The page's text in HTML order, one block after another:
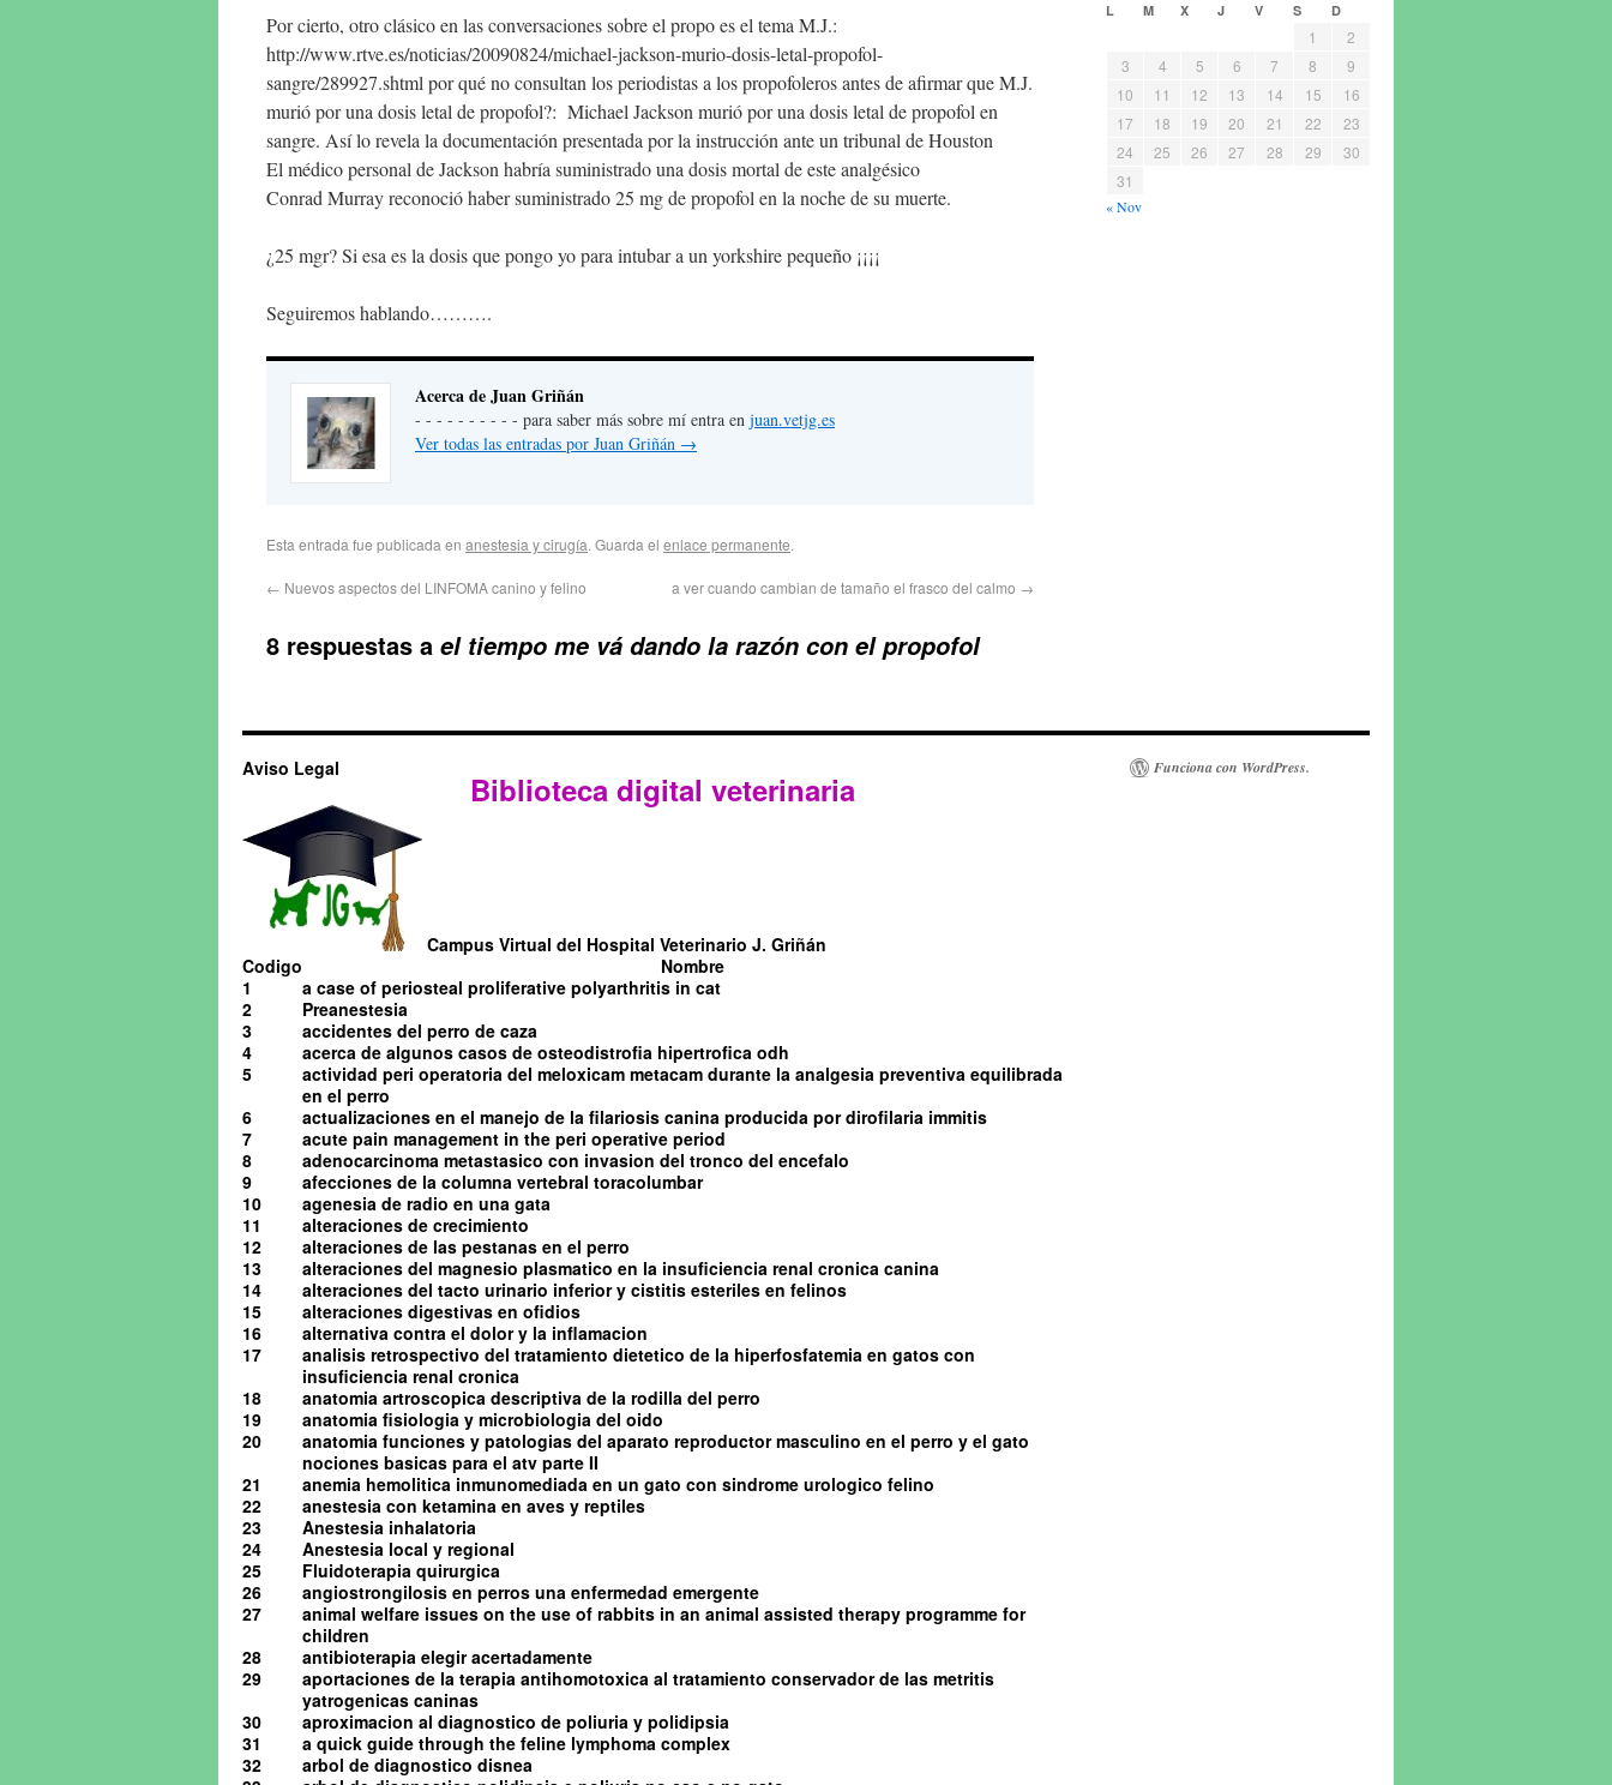
Por cierto, otro clásico en las conversaciones sobre el propo es el tema M.J.:
http://www.rtve.es/noticias/20090824/michael-jackson-murio-dosis-letal-propofol-
sangre/289927.shtml por qué no consultan los periodistas a los propofoleros antes de afirmar que M.J.
murió por una dosis letal de propofol?: Michael Jackson murió por una dosis letal de propofol en
sangre. Así lo revela la documentación presentada por la instrucción ante un tribunal de Houston
El médico personal de Jackson habría suministrado una dosis mortal de este analgésico
Conrad Murray reconoció haber suministrado 25 mg de propofol en la noche de su muerte.
¿25 mgr? Si esa es la dosis que pongo yo para intubar a un yorkshire pequeño ¡¡¡¡
Seguiremos hablando……….
Acerca de Juan Griñán
- - - - - - - - - - para saber más sobre mí entra en juan.vetjg.es
Ver todas las entradas por Juan Griñán →
Esta entrada fue publicada en anestesia y cirugía. Guarda el enlace permanente.
← Nuevos aspectos del LINFOMA canino y felino a ver cuando cambian de tamaño el frasco del calmo →
8 respuestas a el tiempo me vá dando la razón con el propofol
L M X J V S D
1
2
3
4 5 6 7 8
9
10
11 12 13 14 15
16
17
18 19 20 21 22
23
24
25 26 27 28 29
30
31
« Nov
Aviso Legal
Biblioteca digital veterinaria
Campus Virtual del Hospital Veterinario J. Griñán
Codigo
Nombre
1
a case of periosteal proliferative polyarthritis in cat
2
Preanestesia
3
accidentes del perro de caza
4
acerca de algunos casos de osteodistrofia hipertrofica odh
5
actividad peri operatoria del meloxicam metacam durante la analgesia preventiva equilibrada
en el perro
6
actualizaciones en el manejo de la filariosis canina producida por dirofilaria immitis
7
acute pain management in the peri operative period
8
adenocarcinoma metastasico con invasion del tronco del encefalo
9
afecciones de la columna vertebral toracolumbar
10
agenesia de radio en una gata
11
alteraciones de crecimiento
12
alteraciones de las pestanas en el perro
13
alteraciones del magnesio plasmatico en la insuficiencia renal cronica canina
14
alteraciones del tacto urinario inferior y cistitis esteriles en felinos
15
alteraciones digestivas en ofidios
16
alternativa contra el dolor y la inflamacion
17
analisis retrospectivo del tratamiento dietetico de la hiperfosfatemia en gatos con
insuficiencia renal cronica
18
anatomia artroscopica descriptiva de la rodilla del perro
19
anatomia fisiologia y microbiologia del oido
20
anatomia funciones y patologias del aparato reproductor masculino en el perro y el gato
nociones basicas para el atv parte II
21
anemia hemolitica inmunomediada en un gato con sindrome urologico felino
22
anestesia con ketamina en aves y reptiles
23
Anestesia inhalatoria
24
Anestesia local y regional
25
Fluidoterapia quirurgica
26
angiostrongilosis en perros una enfermedad emergente
27
animal welfare issues on the use of rabbits in an animal assisted therapy programme for
children
28
antibioterapia elegir acertadamente
29
aportaciones de la terapia antihomotoxica al tratamiento conservador de las metritis
yatrogenicas caninas
30
aproximacion al diagnostico de poliuria y polidipsia
31
a quick guide through the feline lymphoma complex
32
arbol de diagnostico disnea
Funciona con WordPress.